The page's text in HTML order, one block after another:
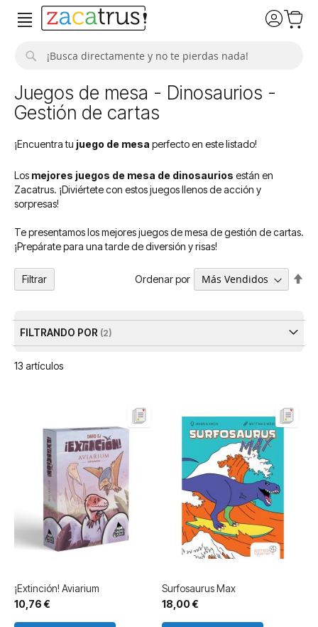
Juegos de mesa - Dinosaurios -
Gestión de cartas
¡Encuentra tu juego de mesa perfecto en este listado!
Los mejores juegos de mesa de dinosaurios están en
Zacatrus. ¡Diviértete con estos juegos llenos de acción y
sorpresas!
Te presentamos los mejores juegos de mesa de gestión de cartas.
¡Prepárate para una tarde de diversión y risas!
13 artículos
Ordenar por
​¡Extinción! Aviarium
10,76 €
Surfosaurus Max
18,00 €
Filtrar
FILTRANDO POR